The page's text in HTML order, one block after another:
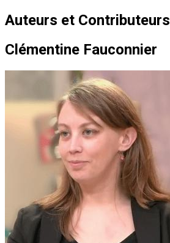
Auteurs et Contributeurs
Clémentine Fauconnier